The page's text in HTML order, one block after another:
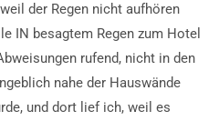
der Regen nicht aufhören
IN besagtem Regen zum Hotel
rufend, nicht in den
nahe der Hauswände
und dort lief ich, weil es